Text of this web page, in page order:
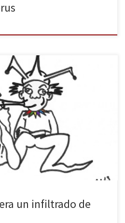
es falso, salvo alguna cosa.
nuevo argumentario anticrisis
de comunicación del Partido
a ser «ese señor del que usted me
ver con […]
un infiltrado de